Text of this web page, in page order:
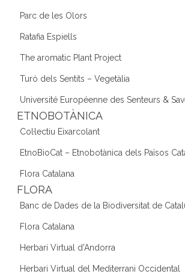
Parc de les Olors
Ratafia Espiells
The aromatic Plant Project
Turó dels Sentits – Vegetàlia
Université Européenne des Senteurs &
ETNOBOTÀNICA
Col·lectiu Eixarcolant
EtnoBioCat – Etnobotànica dels Països
Flora Catalana
FLORA
Banc de Dades de la Biodiversitat de
Flora Catalana
Herbari Virtual d'Andorra
Herbari Virtual del Mediterrani Occidental